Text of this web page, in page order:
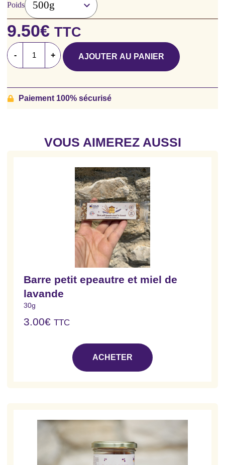
Poids
9.50€ TTC
- + AJOUTER AU PANIER
Paiement 100% sécurisé
VOUS AIMEREZ AUSSI
Barre petit epeautre et miel de
lavande
30g
3.00€ TTC
ACHETER